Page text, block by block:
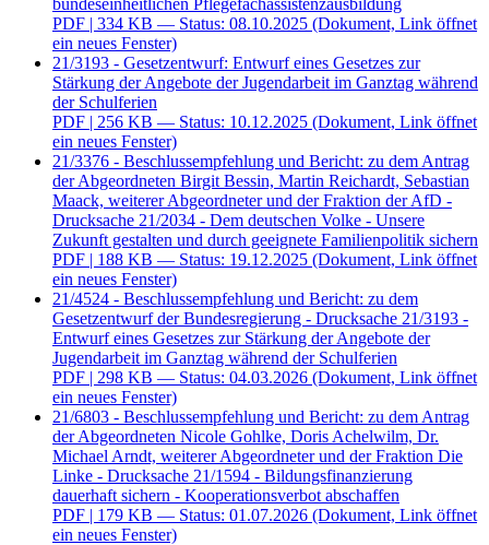
PDF | 334 KB — Status: 08.10.2025 (Dokument, Link öffnet
ein neues Fenster)
21/3193 - Gesetzentwurf: Entwurf eines Gesetzes zur
Stärkung der Angebote der Jugendarbeit im Ganztag während
der Schulferien
PDF | 256 KB — Status: 10.12.2025 (Dokument, Link öffnet
ein neues Fenster)
21/3376 - Beschlussempfehlung und Bericht: zu dem Antrag
der Abgeordneten Birgit Bessin, Martin Reichardt, Sebastian
Maack, weiterer Abgeordneter und der Fraktion der AfD -
Drucksache 21/2034 - Dem deutschen Volke - Unsere
Zukunft gestalten und durch geeignete Familienpolitik sichern
PDF | 188 KB — Status: 19.12.2025 (Dokument, Link öffnet
ein neues Fenster)
21/4524 - Beschlussempfehlung und Bericht: zu dem
Gesetzentwurf der Bundesregierung - Drucksache 21/3193 -
Entwurf eines Gesetzes zur Stärkung der Angebote der
Jugendarbeit im Ganztag während der Schulferien
PDF | 298 KB — Status: 04.03.2026 (Dokument, Link öffnet
ein neues Fenster)
21/6803 - Beschlussempfehlung und Bericht: zu dem Antrag
der Abgeordneten Nicole Gohlke, Doris Achelwilm, Dr.
Michael Arndt, weiterer Abgeordneter und der Fraktion Die
Linke - Drucksache 21/1594 - Bildungsfinanzierung
dauerhaft sichern - Kooperationsverbot abschaffen
PDF | 179 KB — Status: 01.07.2026 (Dokument, Link öffnet
ein neues Fenster)